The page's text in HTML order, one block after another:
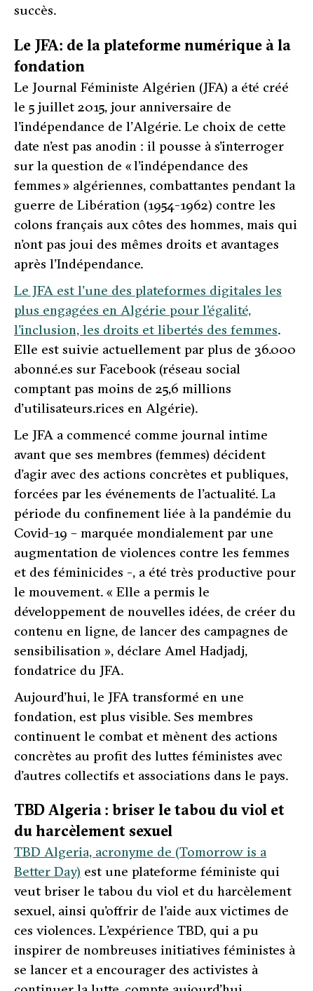
succès.
Le JFA: de la plateforme numérique à la
fondation
Le Journal Féministe Algérien (JFA) a été créé
le 5 juillet 2015, jour anniversaire de
l’indépendance de l’Algérie. Le choix de cette
date n’est pas anodin : il pousse à s’interroger
sur la question de « l’indépendance des
femmes » algériennes, combattantes pendant la
guerre de Libération (1954-1962) contre les
colons français aux côtes des hommes, mais qui
n’ont pas joui des mêmes droits et avantages
après l’Indépendance.
Le JFA est l’une des plateformes digitales les
plus engagées en Algérie pour l’égalité,
l’inclusion, les droits et libertés des femmes.
Elle est suivie actuellement par plus de 36.000
abonné.es sur Facebook (réseau social
comptant pas moins de 25,6 millions
d’utilisateurs.rices en Algérie).
Le JFA a commencé comme journal intime
avant que ses membres (femmes) décident
d’agir avec des actions concrètes et publiques,
forcées par les événements de l’actualité. La
période du confinement liée à la pandémie du
Covid-19 – marquée mondialement par une
augmentation de violences contre les femmes
et des féminicides -, a été très productive pour
le mouvement. « Elle a permis le
développement de nouvelles idées, de créer du
contenu en ligne, de lancer des campagnes de
sensibilisation », déclare Amel Hadjadj,
fondatrice du JFA.
Aujourd’hui, le JFA transformé en une
fondation, est plus visible. Ses membres
continuent le combat et mènent des actions
concrètes au profit des luttes féministes avec
d’autres collectifs et associations dans le pays.
TBD Algeria : briser le tabou du viol et
du harcèlement sexuel
TBD Algeria, acronyme de (Tomorrow is a
Better Day) est une plateforme féministe qui
veut briser le tabou du viol et du harcèlement
sexuel, ainsi qu’offrir de l’aide aux victimes de
ces violences. L’expérience TBD, qui a pu
inspirer de nombreuses initiatives féministes à
se lancer et a encourager des activistes à